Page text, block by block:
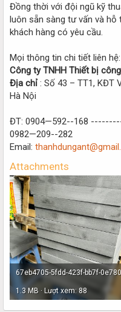
Đồng thời với đội ngũ kỹ
luôn sẵn sàng tư vấn và hỗ
khách hàng có yêu cầu.
Mọi thông tin chi tiết liên hệ:
Công ty TNHH Thiết bị
Địa chỉ : Số 43 – TT1, KĐT
Hà Nội
ĐT: 0904—592--168
0982—209--282
Email:
Attachments
1.3 MB · Lượt xem: 88